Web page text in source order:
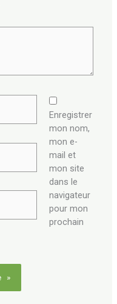
Enregistrer
mon nom,
mon e-
mail et
mon site
dans le
navigateur
pour mon
prochain